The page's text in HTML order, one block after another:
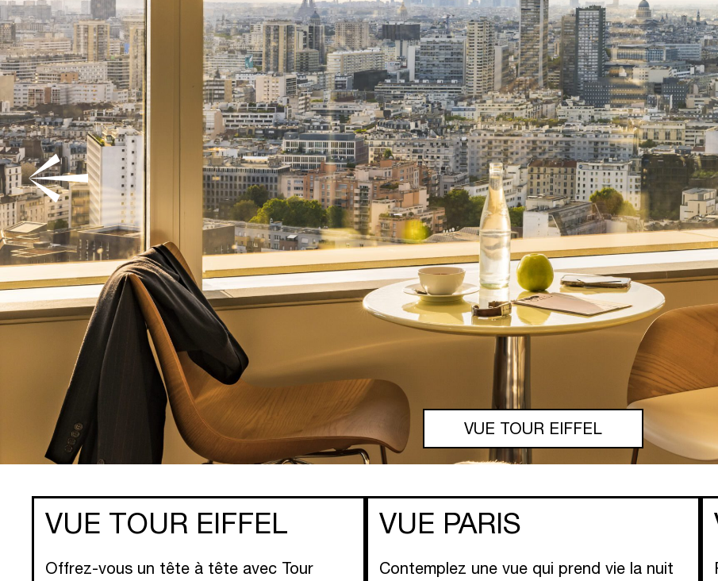
VUE SEINE VUE TOUR EIFFEL
VUE TOUR EIFFEL
Offrez-vous un tête à tête avec Tour
VUE PARIS
Contemplez une vue qui prend vie la nuit